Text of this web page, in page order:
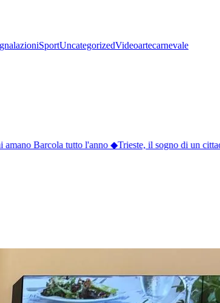
SportUncategorizedVideoartecarnevale
Barcola tutto l'anno◆ Trieste, il sogno di un